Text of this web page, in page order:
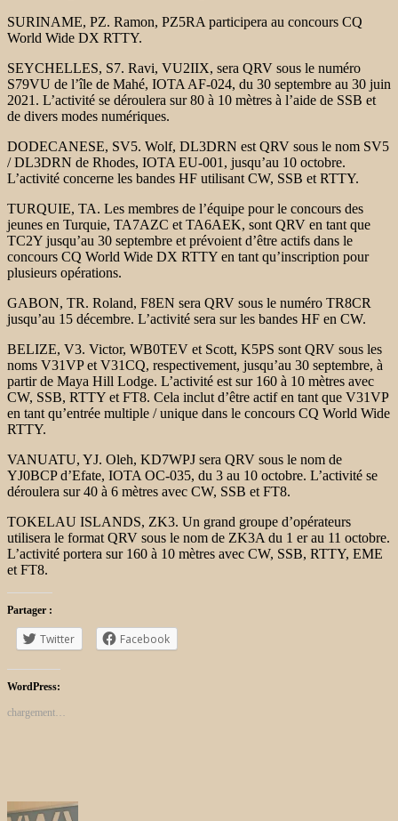
SURINAME, PZ. Ramon, PZ5RA participera au concours CQ
World Wide DX RTTY.
SEYCHELLES, S7. Ravi, VU2IIX, sera QRV sous le numéro
S79VU de l’île de Mahé, IOTA AF-024, du 30 septembre au 30 juin
2021. L’activité se déroulera sur 80 à 10 mètres à l’aide de SSB et
de divers modes numériques.
DODECANESE, SV5. Wolf, DL3DRN est QRV sous le nom SV5
/ DL3DRN de Rhodes, IOTA EU-001, jusqu’au 10 octobre.
L’activité concerne les bandes HF utilisant CW, SSB et RTTY.
TURQUIE, TA. Les membres de l’équipe pour le concours des
jeunes en Turquie, TA7AZC et TA6AEK, sont QRV en tant que
TC2Y jusqu’au 30 septembre et prévoient d’être actifs dans le
concours CQ World Wide DX RTTY en tant qu’inscription pour
plusieurs opérations.
GABON, TR. Roland, F8EN sera QRV sous le numéro TR8CR
jusqu’au 15 décembre. L’activité sera sur les bandes HF en CW.
BELIZE, V3. Victor, WB0TEV et Scott, K5PS sont QRV sous les
noms V31VP et V31CQ, respectivement, jusqu’au 30 septembre, à
partir de Maya Hill Lodge. L’activité est sur 160 à 10 mètres avec
CW, SSB, RTTY et FT8. Cela inclut d’être actif en tant que V31VP
en tant qu’entrée multiple / unique dans le concours CQ World Wide
RTTY.
VANUATU, YJ. Oleh, KD7WPJ sera QRV sous le nom de
YJ0BCP d’Efate, IOTA OC-035, du 3 au 10 octobre. L’activité se
déroulera sur 40 à 6 mètres avec CW, SSB et FT8.
TOKELAU ISLANDS, ZK3. Un grand groupe d’opérateurs
utilisera le format QRV sous le nom de ZK3A du 1 er au 11 octobre.
L’activité portera sur 160 à 10 mètres avec CW, SSB, RTTY, EME
et FT8.
Partager :
Twitter Facebook
WordPress:
chargement…